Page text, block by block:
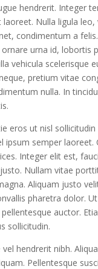
hendrerit. Integer
laoreet. Nulla ligula leo,
condimentum a
urna id, lobortis
vehicula scelerisque
pretium vitae
nulla. In
eros ut nisl sollicitudin
ipsum semper laoreet.
Integer elit est,
Nullam vitae
Aliquam justo
pharetra dolor.
auctor.
sollicitudin.
vel hendrerit nibh.
Pellentesque